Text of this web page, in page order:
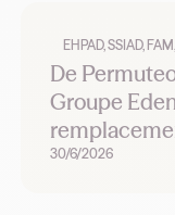
EHPAD, SSIAD,
De
Groupe
30/6/2026